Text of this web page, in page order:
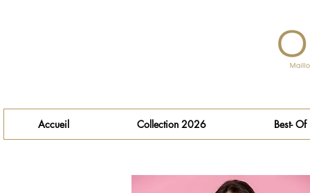
Accueil Collection 2026 Best- Of